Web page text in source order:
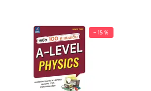
- 15 %